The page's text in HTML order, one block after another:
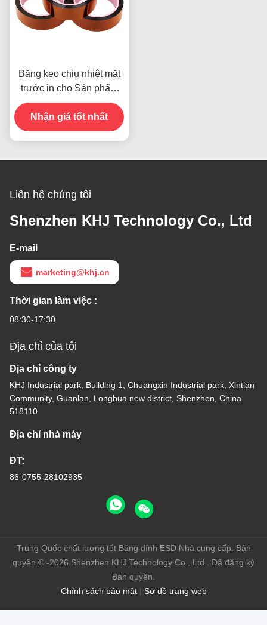
Băng keo chịu nhiệt mặt
trước in cho Sản phẩm
Còn hàng
Nhận giá tốt nhất
Liên hệ chúng tôi
Shenzhen KHJ Technology Co., Ltd
E-mail
marketing@khj.cn
Thời gian làm việc :
08:30-17:30
Địa chỉ của tôi
Địa chỉ công ty
KHJ Industrial park, Building 1, Chuangxin Industrial park, Xintian
Community, Guanlan, Longhua new district, Shenzhen, China
518110
Địa chỉ nhà máy
ĐT:
86-0755-28102935
Chính sách bảo mật| Sơ đồ trang web
Trung Quốc chất lượng tốt Băng dính ESD Nhà cung cấp. Bản
quyền © -2026 Shenzhen KHJ Technology Co., Ltd . Đã đăng ký
Bản quyền.